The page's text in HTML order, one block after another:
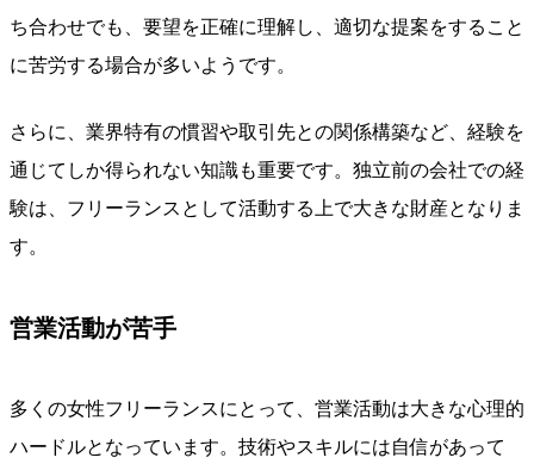
ち合わせでも、要望を正確に理解し、適切な提案をすること
に苦労する場合が多いようです。
さらに、業界特有の慣習や取引先との関係構築など、経験を
通じてしか得られない知識も重要です。独立前の会社での経
験は、フリーランスとして活動する上で大きな財産となりま
す。
営業活動が苦手
多くの女性フリーランスにとって、営業活動は大きな心理的
ハードルとなっています。技術やスキルには自信があって